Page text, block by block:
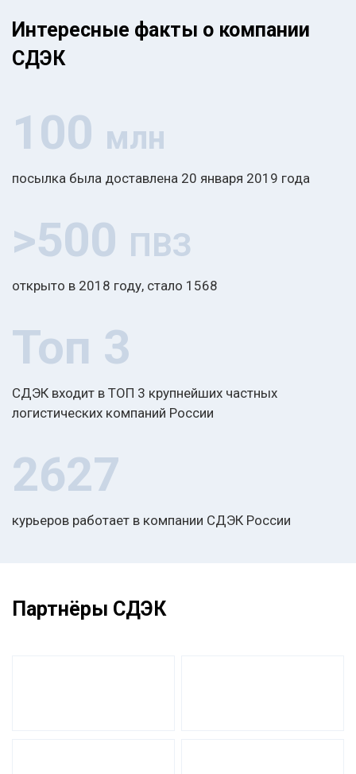
Интересные факты о компании
СДЭК
100 млн
посылка была доставлена 20 января 2019 года
>500 ПВЗ
открыто в 2018 году, стало 1568
Топ 3
СДЭК входит в ТОП 3 крупнейших частных
логистических компаний России
2627
курьеров работает в компании СДЭК России
Партнёры СДЭК